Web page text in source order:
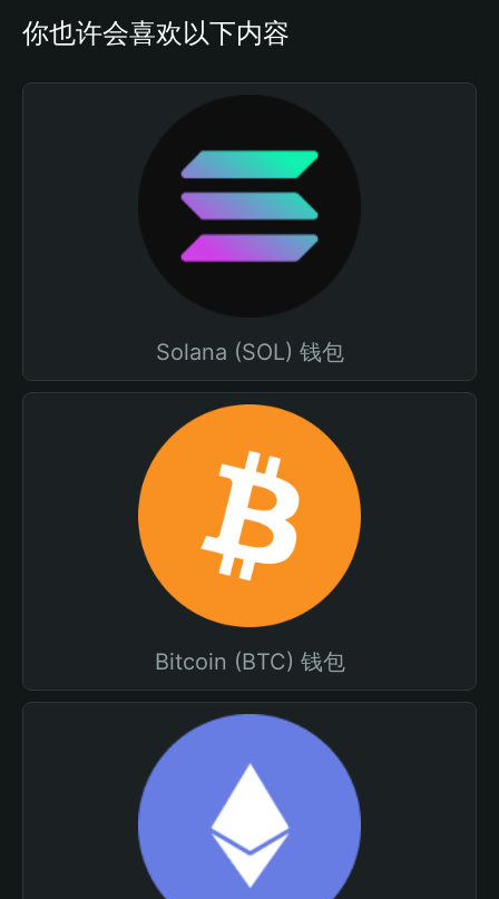
你也许会喜欢以下内容
Solana (SOL) 钱包
Bitcoin (BTC) 钱包